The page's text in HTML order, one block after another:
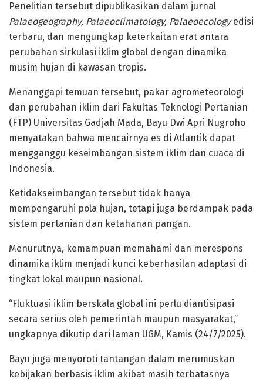
Penelitian tersebut dipublikasikan dalam jurnal
Palaeogeography, Palaeoclimatology, Palaeoecologyedisi
terbaru, dan mengungkap keterkaitan erat antara
perubahan sirkulasi iklim global dengan dinamika
musim hujan di kawasan tropis.
Menanggapi temuan tersebut, pakar agrometeorologi
dan perubahan iklim dari Fakultas Teknologi Pertanian
(FTP) Universitas Gadjah Mada, Bayu Dwi Apri Nugroho
menyatakan bahwa mencairnya es di Atlantik dapat
mengganggu keseimbangan sistem iklim dan cuaca di
Indonesia.
Ketidakseimbangan tersebut tidak hanya
mempengaruhi pola hujan, tetapi juga berdampak pada
sistem pertanian dan ketahanan pangan.
Menurutnya, kemampuan memahami dan merespons
dinamika iklim menjadi kunci keberhasilan adaptasi di
tingkat lokal maupun nasional.
“Fluktuasi iklim berskala global ini perlu diantisipasi
secara serius oleh pemerintah maupun masyarakat,”
ungkapnya dikutip dari laman UGM, Kamis (24/7/2025).
Bayu juga menyoroti tantangan dalam merumuskan
kebijakan berbasis iklim akibat masih terbatasnya